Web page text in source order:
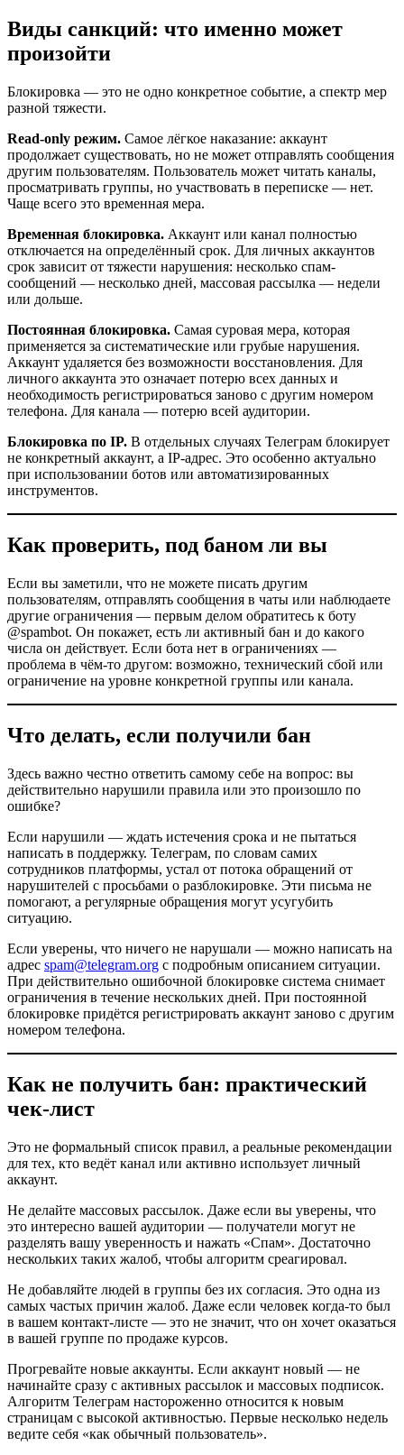
Виды санкций: что именно может
произойти
Блокировка — это не одно конкретное событие, а спектр мер
разной тяжести.
Read-only режим. Самое лёгкое наказание: аккаунт
продолжает существовать, но не может отправлять сообщения
другим пользователям. Пользователь может читать каналы,
просматривать группы, но участвовать в переписке — нет.
Чаще всего это временная мера.
Временная блокировка. Аккаунт или канал полностью
отключается на определённый срок. Для личных аккаунтов
срок зависит от тяжести нарушения: несколько спам-
сообщений — несколько дней, массовая рассылка — недели
или дольше.
Постоянная блокировка. Самая суровая мера, которая
применяется за систематические или грубые нарушения.
Аккаунт удаляется без возможности восстановления. Для
личного аккаунта это означает потерю всех данных и
необходимость регистрироваться заново с другим номером
телефона. Для канала — потерю всей аудитории.
Блокировка по IP. В отдельных случаях Телеграм блокирует
не конкретный аккаунт, а IP-адрес. Это особенно актуально
при использовании ботов или автоматизированных
инструментов.
Как проверить, под баном ли вы
Если вы заметили, что не можете писать другим
пользователям, отправлять сообщения в чаты или наблюдаете
другие ограничения — первым делом обратитесь к боту
@spambot. Он покажет, есть ли активный бан и до какого
числа он действует. Если бота нет в ограничениях —
проблема в чём-то другом: возможно, технический сбой или
ограничение на уровне конкретной группы или канала.
Что делать, если получили бан
Здесь важно честно ответить самому себе на вопрос: вы
действительно нарушили правила или это произошло по
ошибке?
Если нарушили — ждать истечения срока и не пытаться
написать в поддержку. Телеграм, по словам самих
сотрудников платформы, устал от потока обращений от
нарушителей с просьбами о разблокировке. Эти письма не
помогают, а регулярные обращения могут усугубить
ситуацию.
Если уверены, что ничего не нарушали — можно написать на
адрес spam@telegram.org с подробным описанием ситуации.
При действительно ошибочной блокировке система снимает
ограничения в течение нескольких дней. При постоянной
блокировке придётся регистрировать аккаунт заново с другим
номером телефона.
Как не получить бан: практический
чек-лист
Это не формальный список правил, а реальные рекомендации
для тех, кто ведёт канал или активно использует личный
аккаунт.
Не делайте массовых рассылок. Даже если вы уверены, что
это интересно вашей аудитории — получатели могут не
разделять вашу уверенность и нажать «Спам». Достаточно
нескольких таких жалоб, чтобы алгоритм среагировал.
Не добавляйте людей в группы без их согласия. Это одна из
самых частых причин жалоб. Даже если человек когда-то был
в вашем контакт-листе — это не значит, что он хочет оказаться
в вашей группе по продаже курсов.
Прогревайте новые аккаунты. Если аккаунт новый — не
начинайте сразу с активных рассылок и массовых подписок.
Алгоритм Телеграм настороженно относится к новым
страницам с высокой активностью. Первые несколько недель
ведите себя «как обычный пользователь».